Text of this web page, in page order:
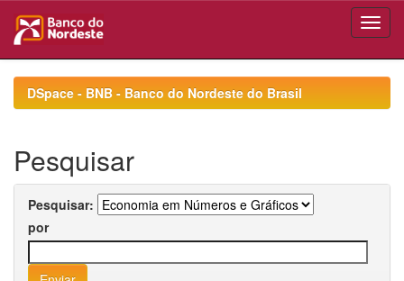
navigationDSpace - BNB - Banco do Nordeste do Brasil
Pesquisar
Pesquisar:
por